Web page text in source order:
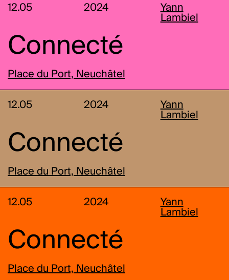
12.05 2024
Yann
Lambiel
Connecté
Place du Port, Neuchâtel
12.05 2024
Yann
Lambiel
Connecté
Place du Port, Neuchâtel
12.05 2024
Yann
Lambiel
Connecté
Place du Port, Neuchâtel